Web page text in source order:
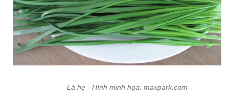
Lá hẹ - Hình minh họa: maxpark.com